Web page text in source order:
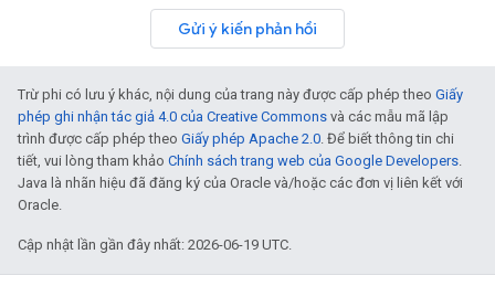
Gửi ý kiến phản hồi
Trừ phi có lưu ý khác, nội dung của trang này được cấp phép theo Giấy
phép ghi nhận tác giả 4.0 của Creative Commons và các mẫu mã lập
trình được cấp phép theo Giấy phép Apache 2.0. Để biết thông tin chi
tiết, vui lòng tham khảo Chính sách trang web của Google Developers.
Java là nhãn hiệu đã đăng ký của Oracle và/hoặc các đơn vị liên kết với
Oracle.
Cập nhật lần gần đây nhất: 2026-06-19 UTC.